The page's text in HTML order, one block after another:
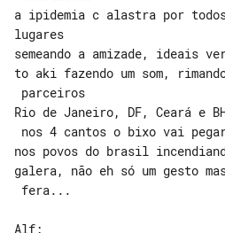
a ipidemia c alastra por
lugares
semeando a amizade, ideais
to aki fazendo um som, rimando
Rio de Janeiro, DF, Ceará e
nos povos do brasil
galera, não eh só um gesto
Alf: